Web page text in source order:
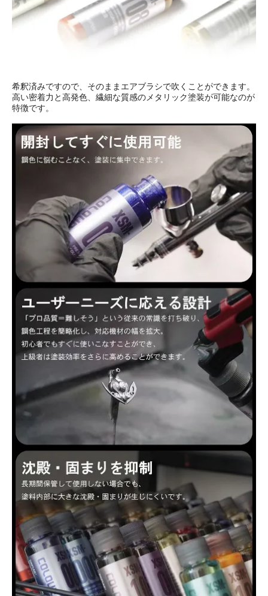
希釈済みですので、そのままエアブラシで吹くことができます。
高い密着力と高発色、繊細な質感のメタリック塗装が可能なのが
特徴です。